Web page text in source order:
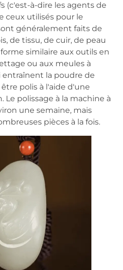
(c'est-à-dire les agents de
ceux utilisés pour le
généralement faits de
de tissu, de cuir, de peau
similaire aux outils en
ou aux meules à
entraînent la poudre de
polis à l'aide d'une
Le polissage à la machine à
une semaine, mais
pièces à la fois.